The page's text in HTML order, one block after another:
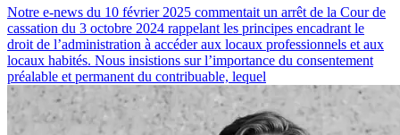
Notre e-news du 10 février 2025 commentait un arrêt de la Cour de
cassation du 3 octobre 2024 rappelant les principes encadrant le
droit de l’administration à accéder aux locaux professionnels et aux
locaux habités. Nous insistions sur l’importance du consentement
préalable et permanent du contribuable, lequel